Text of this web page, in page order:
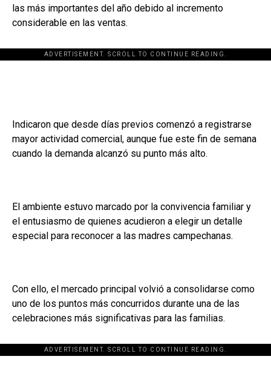
las más importantes del año debido al incremento
considerable en las ventas.
ADVERTISEMENT. SCROLL TO CONTINUE READING.
Indicaron que desde días previos comenzó a registrarse
mayor actividad comercial, aunque fue este fin de semana
cuando la demanda alcanzó su punto más alto.
El ambiente estuvo marcado por la convivencia familiar y
el entusiasmo de quienes acudieron a elegir un detalle
especial para reconocer a las madres campechanas.
Con ello, el mercado principal volvió a consolidarse como
uno de los puntos más concurridos durante una de las
celebraciones más significativas para las familias.
ADVERTISEMENT. SCROLL TO CONTINUE READING.